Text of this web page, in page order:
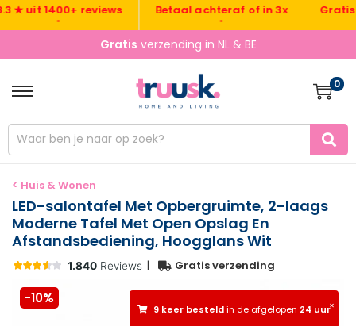
1400+ reviews Betaal achteraf of in 3x Gratis
Gratis verzending in NL & BE
0
< Huis & Wonen
LED-salontafel Met Opbergruimte, 2-laags
Moderne Tafel Met Open Opslag En
Afstandsbediening, Hoogglans Wit
| Gratis verzending
×
9 keer besteldin de afgelopen 24 uur
-10%